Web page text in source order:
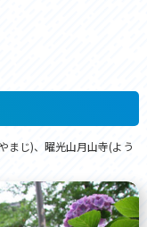
まじ)、曜光山月山寺(よう